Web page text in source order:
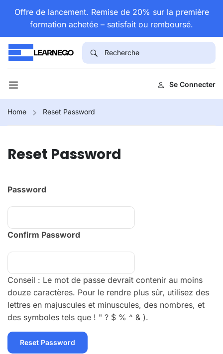
Offre de lancement. Remise de 20% sur la première
formation achetée – satisfait ou remboursé.
Se Connecter
Home Reset Password
Reset Password
Password
Confirm Password
Conseil : Le mot de passe devrait contenir au moins
douze caractères. Pour le rendre plus sûr, utilisez des
lettres en majuscules et minuscules, des nombres, et
des symboles tels que ! " ? $ % ^ & ).